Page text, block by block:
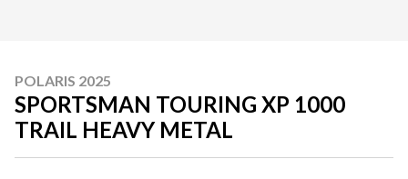
POLARIS 2025
SPORTSMAN TOURING XP 1000
TRAIL HEAVY METAL